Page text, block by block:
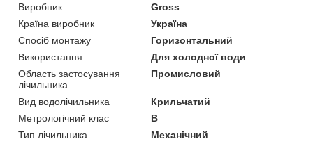
Виробник
Gross
Країна виробник
Україна
Спосіб монтажу
Горизонтальний
Використання
Для холодної води
Область застосування
лічильника
Промисловий
Вид водолічильника
Крильчатий
Метрологічний клас
В
Тип лічильника
Механічний